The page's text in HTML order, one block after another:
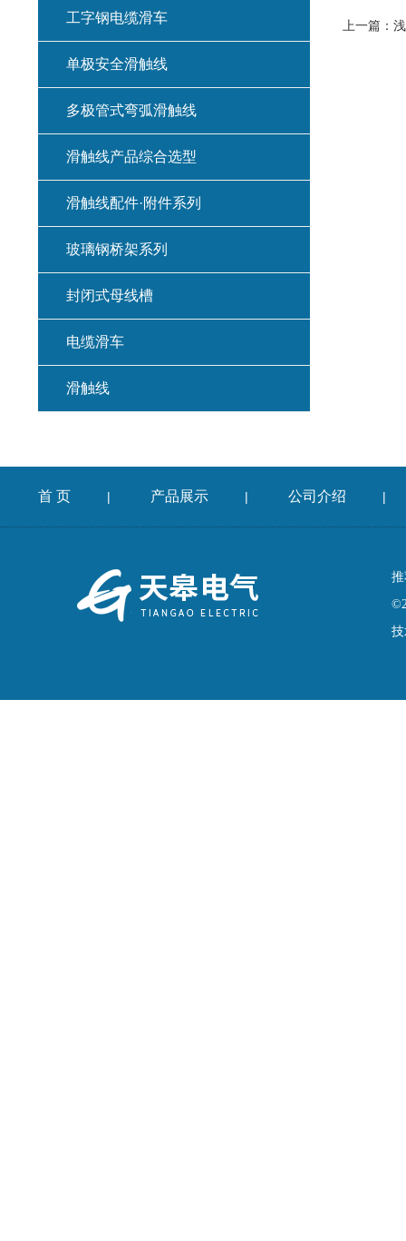
上一篇：
工字钢电缆滑车
单极安全滑触线
多极管式弯弧滑触线
滑触线产品综合选型
滑触线配件·附件系列
玻璃钢桥架系列
封闭式母线槽
电缆滑车
滑触线
首 页 | 产品展示 | 公司介绍 |